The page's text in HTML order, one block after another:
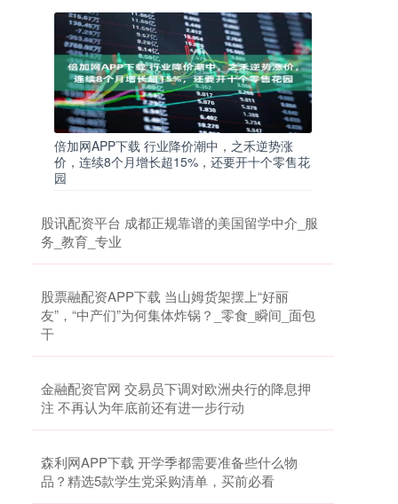
倍加网APP下载 行业降价潮中，之禾逆势涨
价，连续8个月增长超15%，还要开十个零售花
园
股讯配资平台 成都正规靠谱的美国留学中介_服
务_教育_专业
股票融配资APP下载 当山姆货架摆上“好丽
友”，“中产们”为何集体炸锅？_零食_瞬间_面包
干
金融配资官网 交易员下调对欧洲央行的降息押
注 不再认为年底前还有进一步行动
森利网APP下载 开学季都需要准备些什么物
品？精选5款学生党采购清单，买前必看